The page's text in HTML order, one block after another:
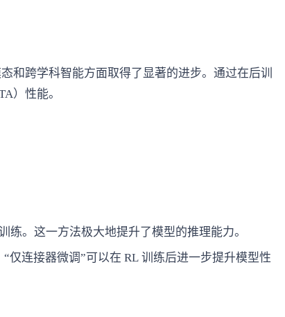
和跨学科智能方面取得了显著的进步。通过在后训
）性能。
。这一方法极大地提升了模型的推理能力。
连接器微调”可以在 RL 训练后进一步提升模型性